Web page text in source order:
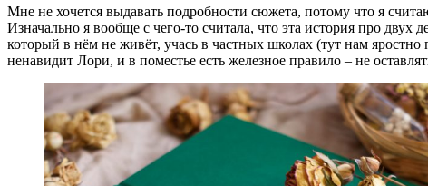
Мне не хочется выдавать подробности сюжета, потому что я
Изначально я вообще с чего-то считала, что эта история про
который в нём не живёт, учась в частных школах (тут нам
ненавидит Лори, и в поместье есть железное правило – не